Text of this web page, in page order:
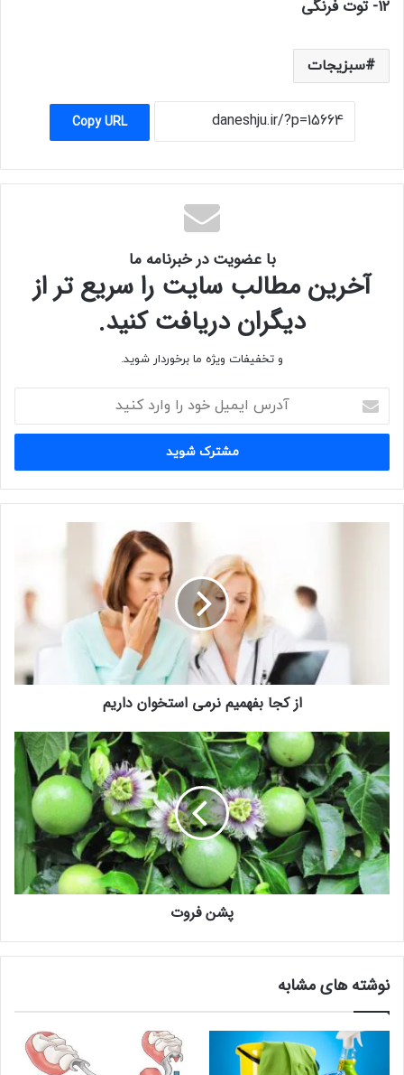
۱۲- توت فرنگی
سبزیجات
Copy URL
با عضویت در خبرنامه ما
آخرین مطالب سایت را سریع تر از
دیگران دریافت کنید.
و تخفیفات ویژه ما برخوردار شوید.
ایمیل
خود
وارد
کنید
از کجا بفهمیم نرمی استخوان داریم
پشن
فروت
پشن فروت
نوشته های مشابه